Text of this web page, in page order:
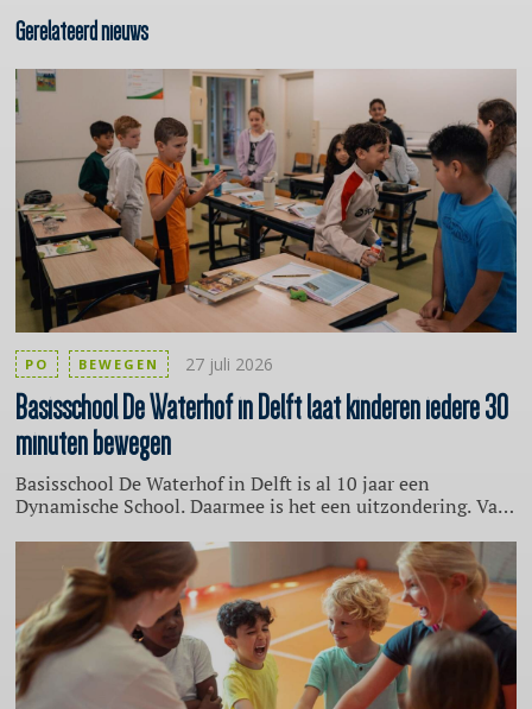
Gerelateerd nieuws
Basisschool De Waterhof in Delft laat kinderen iedere 30
minuten bewegen
Basisschool De Waterhof in Delft is al 10 jaar een
Dynamische School. Daarmee is het een uitzondering. Van
Dynamische School. In gesprek met Pointer van KRO-
NCRV vertellen vakleerkracht gymnastiek Nick Keijser en
directeur Nora Bolderheij waarom ze het belangrijk
vinden.
PO BEWEGEN 27 juli 2026